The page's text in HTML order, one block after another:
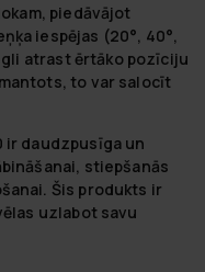
piedāvājot
iespējas (20°, 40°,
atrast ērtāko pozīciju
to var salocīt
ir daudzpusīga un
stiepšanās
Šis produkts ir
uzlabot savu